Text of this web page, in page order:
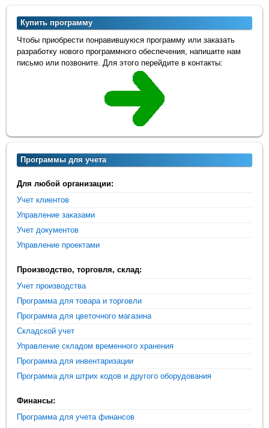
Купить программу
Чтобы приобрести понравившуюся программу или заказать
разработку нового программного обеспечения, напишите нам
письмо или позвоните. Для этого перейдите в контакты:
Программы для учета
Для любой организации:
Учет клиентов
Управление заказами
Учет документов
Управление проектами
Производство, торговля, склад:
Учет производства
Программа для товара и торговли
Программа для цветочного магазина
Складской учет
Управление складом временного хранения
Программа для инвентаризации
Программа для штрих кодов и другого оборудования
Финансы:
Программа для учета финансов